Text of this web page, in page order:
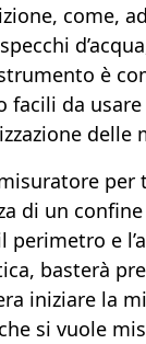
come,
è
facili da
delle
per
di un
perimetro e
basterà
iniziare la
si vuole